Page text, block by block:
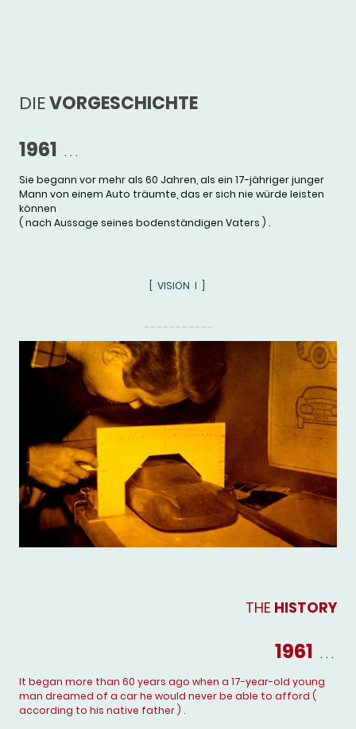
DIEVORGESCHICHTE
1961 . . .
Sie begann vor mehr als 60 Jahren, als ein 17-jähriger junger
Mann von einem Auto träumte, das er sich nie würde leisten
können
( nach Aussage seines bodenständigen Vaters ) .
[ VISION I ]
___________
THE HISTORY
1961 . . .
It began more than 60 years ago when a 17-year-old young
man dreamed of a car he would never be able to afford (
according to his native father ) .